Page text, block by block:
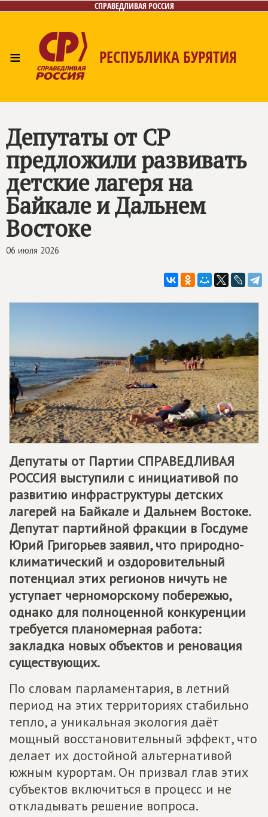
СПРАВЕДЛИВАЯ РОССИЯ
≡ РЕСПУБЛИКА БУРЯТИЯ
Контакты
Депутаты от СР
предложили развивать
детские лагеря на
Байкале и Дальнем
Востоке
06 июля 2026
Депутаты от Партии СПРАВЕДЛИВАЯ
РОССИЯ выступили с инициативой по
развитию инфраструктуры детских
лагерей на Байкале и Дальнем Востоке.
Депутат партийной фракции в Госдуме
Юрий Григорьев заявил, что природно-
климатический и оздоровительный
потенциал этих регионов ничуть не
уступает черноморскому побережью,
однако для полноценной конкуренции
требуется планомерная работа:
закладка новых объектов и реновация
существующих.
По словам парламентария, в летний
период на этих территориях стабильно
тепло, а уникальная экология даёт
мощный восстановительный эффект, что
делает их достойной альтернативой
южным курортам. Он призвал глав этих
субъектов включиться в процесс и не
откладывать решение вопроса.